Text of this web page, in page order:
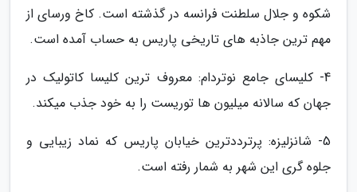
شکوه و جلال سلطنت فرانسه در گذشته است. کاخ ورسای از
مهم ترین جاذبه های تاریخی پاریس به حساب آمده است.
4- کلیسای جامع نوتردام: معروف ترین کلیسا کاتولیک در
جهان که سالانه میلیون ها توریست را به خود جذب میکند.
5- شانزلیزه: پرترددترین خیابان پاریس که نماد زیبایی و
جلوه گری این شهر به شمار رفته است.